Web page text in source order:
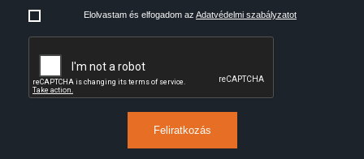
Elolvastam és elfogadom az Adatvédelmi szabályzatot
Feliratkozás